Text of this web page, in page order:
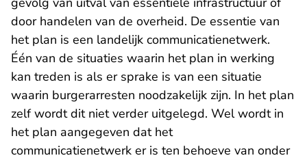
door handelen van de overheid. De essentie van
het plan is een landelijk communicatienetwerk.
Één van de situaties waarin het plan in werking
kan treden is als er sprake is van een situatie
waarin burgerarresten noodzakelijk zijn. In het plan
zelf wordt dit niet verder uitgelegd. Wel wordt in
het plan aangegeven dat het
communicatienetwerk er is ten behoeve van onder